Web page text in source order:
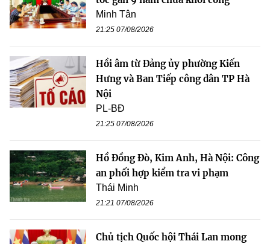
Minh Tân
21:25 07/08/2026
Hồi âm từ Đảng ủy phường Kiến
Hưng và Ban Tiếp công dân TP Hà
Nội
PL-BĐ
21:25 07/08/2026
Hồ Đồng Đò, Kim Anh, Hà Nội: Công
an phối hợp kiểm tra vi phạm
Thái Minh
21:21 07/08/2026
Chủ tịch Quốc hội Thái Lan mong